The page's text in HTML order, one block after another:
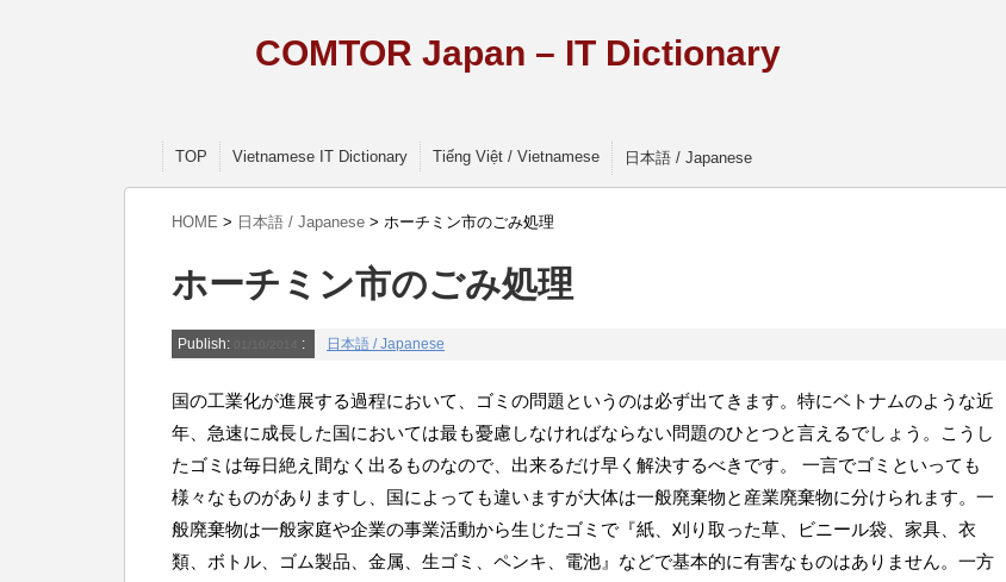
COMTOR Japan – IT Dictionary
TOP Vietnamese IT Dictionary Tiếng Việt / Vietnamese 日本語 / Japanese
HOME > 日本語 / Japanese > ホーチミン市のごみ処理
ホーチミン市のごみ処理
Publish: : 日本語 / Japanese
国の工業化が進展する過程において、ゴミの問題というのは必ず出てきます。特にベトナムのような近
年、急速に成長した国においては最も憂慮しなければならない問題のひとつと言えるでしょう。こうし
たゴミは毎日絶え間なく出るものなので、出来るだけ早く解決するべきです。 一言でゴミといっても
様々なものがありますし、国によっても違いますが大体は一般廃棄物と産業廃棄物に分けられます。一
般廃棄物は一般家庭や企業の事業活動から生じたゴミで『紙、刈り取った草、ビニール袋、家具、衣
類、ボトル、ゴム製品、金属、生ゴミ、ペンキ、電池』などで基本的に有害なものはありません。一方